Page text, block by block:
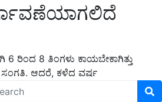
6 ರಿಂದ 8 ತಿಂಗಳು ಕಾಯಬೇಕಾಗಿತ್ತು
ಆದರೆ, ಕಳೆದ ವರ್ಷ
ಕ್ಲಿಷ್ಟವಾಗಿತ್ತು.